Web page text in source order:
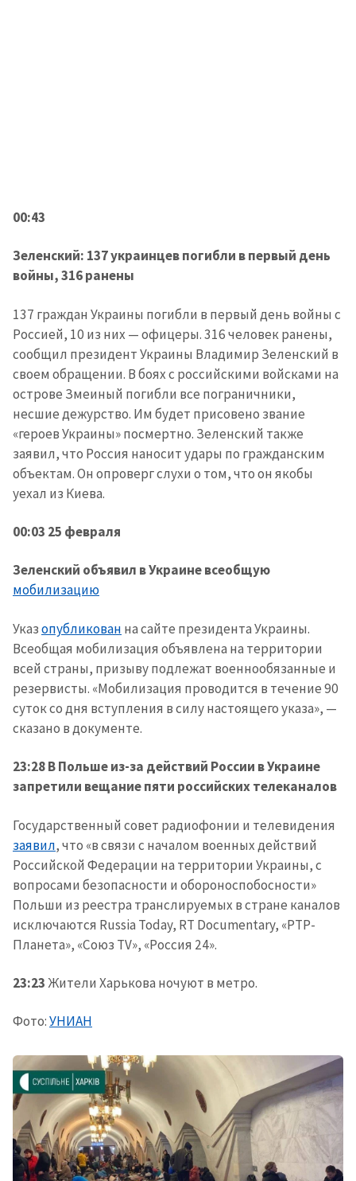
00:43
Зеленский: 137 украинцев погибли в первый день
войны, 316 ранены
137 граждан Украины погибли в первый день войны с
Россией, 10 из них — офицеры. 316 человек ранены,
сообщил президент Украины Владимир Зеленский в
своем обращении. В боях с российскими войсками на
острове Змеиный погибли все пограничники,
несшие дежурство. Им будет присовено звание
«героев Украины» посмертно. Зеленский также
заявил, что Россия наносит удары по гражданским
объектам. Он опроверг слухи о том, что он якобы
уехал из Киева.
00:03 25 февраля
Зеленский объявил в Украине всеобщую
мобилизацию
Указопубликован на сайте президента Украины.
Всеобщая мобилизация объявлена на территории
всей страны, призыву подлежат военнообязанные и
резервисты. «Мобилизация проводится в течение 90
суток со дня вступления в силу настоящего указа», —
сказано в документе.
23:28 В Польше из-за действий России в Украине
запретили вещание пяти российских телеканалов
Государственный совет радиофонии и телевидения
заявил, что «в связи с началом военных действий
Российской Федерации на территории Украины, с
вопросами безопасности и обороноспобосности»
Польши из реестра транслируемых в стране каналов
исключаются Russia Today, RT Documentary, «РТР-
Планета», «Союз TV», «Россия 24».
23:23Жители Харькова ночуют в метро.
Фото:УНИАН